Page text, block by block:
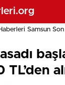
Samsun
TL’den